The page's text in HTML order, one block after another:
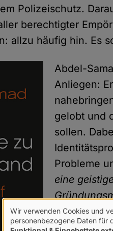
Polizeischutz.
berechtigter
allzu häufig hin. Es
Abdel-
Anliegen:
gelobt und
sollen.
Probleme
eine
Verwendung
Wir verwenden Cookies und
personenbezogene Daten für